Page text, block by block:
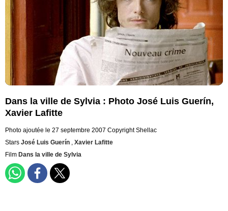
Dans la ville de Sylvia : Photo José Luis Guerín,
Xavier Lafitte
Photo ajoutée le 27 septembre 2007 Copyright Shellac
Stars José Luis Guerín , Xavier Lafitte
Film Dans la ville de Sylvia